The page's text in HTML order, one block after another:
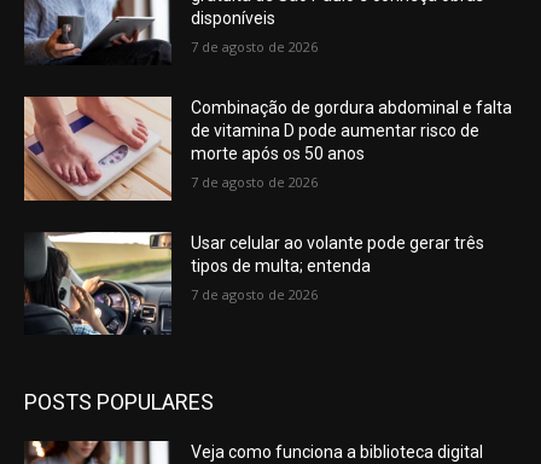
disponíveis
7 de agosto de 2026
Combinação de gordura abdominal e falta
de vitamina D pode aumentar risco de
morte após os 50 anos
7 de agosto de 2026
Usar celular ao volante pode gerar três
tipos de multa; entenda
7 de agosto de 2026
POSTS POPULARES
Veja como funciona a biblioteca digital